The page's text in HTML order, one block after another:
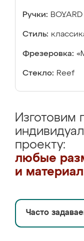
Ручки:
Стиль:
Фрезеровка:
Стекло: Reef
Изготовим
проекту:
любые
и
Часто